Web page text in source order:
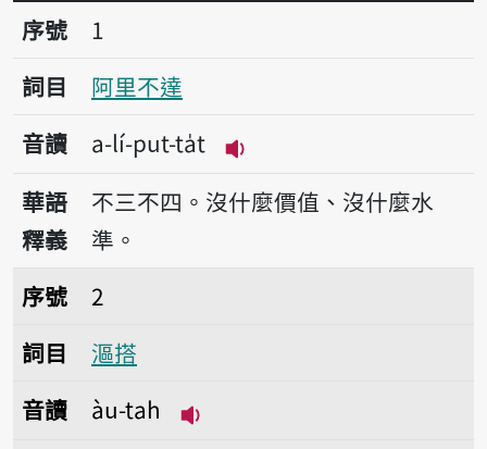
序號1阿里不達
序號
1
詞目
阿里不達
音讀
a-lí-put-ta̍t
播放音讀a-lí-put-ta̍t
華語
釋義
不三不四。沒什麼價值、沒什麼水
準。
序號2漚搭
序號
2
詞目
漚搭
音讀
àu-tah